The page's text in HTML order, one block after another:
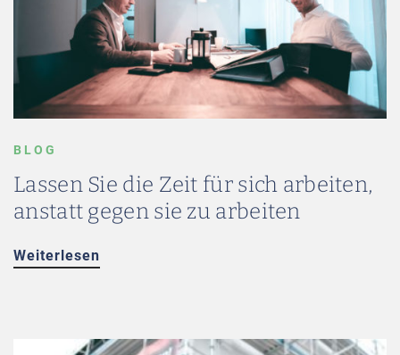
BLOG
Lassen Sie die Zeit für sich arbeiten,
anstatt gegen sie zu arbeiten
Weiterlesen